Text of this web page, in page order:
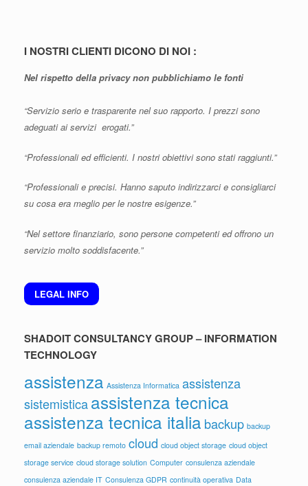
I NOSTRI CLIENTI DICONO DI NOI :
Nel rispetto della privacy non pubblichiamo le fonti
“Servizio serio e trasparente nel suo rapporto. I prezzi sono
adeguati ai servizi erogati.”
“Professionali ed efficienti. I nostri obiettivi sono stati raggiunti.”
“Professionali e precisi. Hanno saputo indirizzarci e consigliarci
su cosa era meglio per le nostre esigenze.”
“Nel settore finanziario, sono persone competenti ed offrono un
servizio molto soddisfacente.”
LEGAL INFO
SHADOIT CONSULTANCY GROUP – INFORMATION
TECHNOLOGY
assistenza Assistenza Informatica assistenza
sistemisticaassistenza tecnica
assistenza tecnica italia backup backup
email aziendale backup remoto cloud cloud object storage cloud object
storage service cloud storage solution Computer consulenza aziendale
consulenza aziendale IT Consulenza GDPR continuità operativa Data